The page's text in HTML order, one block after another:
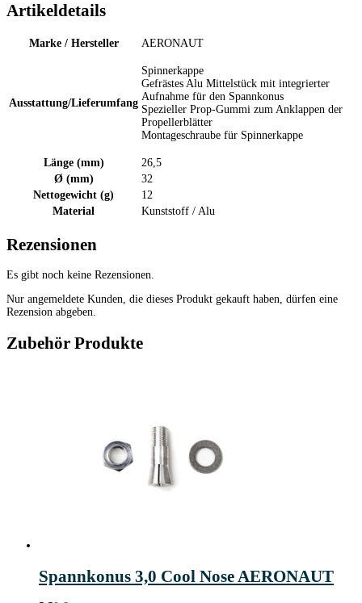
Artikeldetails
Marke / Hersteller AERONAUT
Ausstattung/Lieferumfang
Spinnerkappe
Gefrästes Alu Mittelstück mit integrierter
Aufnahme für den Spannkonus
Spezieller Prop-Gummi zum Anklappen der
Propellerblätter
Montageschraube für Spinnerkappe
Länge (mm)
26,5
Ø (mm)
32
Nettogewicht (g)
12
Material
Kunststoff / Alu
Rezensionen
Es gibt noch keine Rezensionen.
Nur angemeldete Kunden, die dieses Produkt gekauft haben, dürfen eine
Rezension abgeben.
Zubehör Produkte
Spannkonus 3,0 Cool Nose AERONAUT